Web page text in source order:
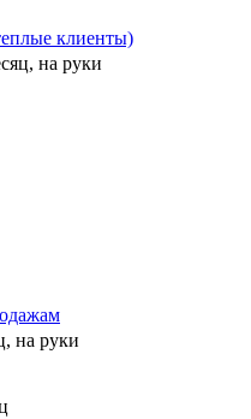
клиенты)
на руки
на руки